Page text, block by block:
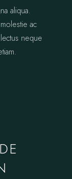
aliqua.
ac
neque